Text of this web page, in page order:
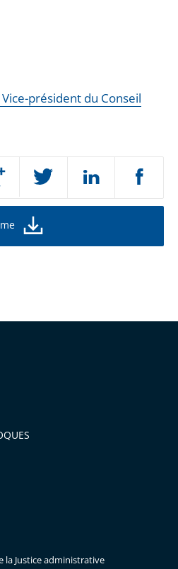
président du Conseil
la Justice administrative